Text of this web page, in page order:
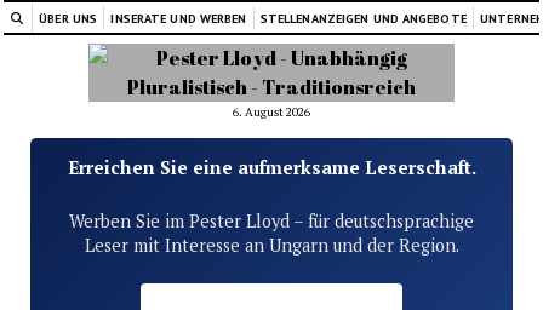
ÜBER UNS INSERATE UND WERBEN STELLENANZEIGEN UND ANGEBOTE
6. August 2026
Erreichen Sie eine aufmerksame Leserschaft.
Werben Sie im Pester Lloyd – für deutschsprachige
Leser mit Interesse an Ungarn und der Region.